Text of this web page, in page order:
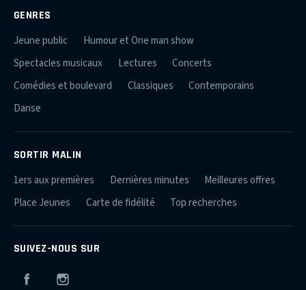
GENRES
Jeune public
Humour et One man show
Spectacles musicaux
Lectures
Concerts
Comédies et boulevard
Classiques
Contemporains
Danse
SORTIR MALIN
1ers aux premières Dernières minutes
Meilleures offres
Place Jeunes
Carte de fidélité Top recherches
SUIVEZ-NOUS SUR
Facebook